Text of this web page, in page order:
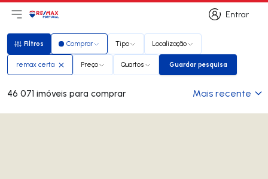
Entrar
Entrar
Abri menu principal
LogoIr para página inicial
Filtros
Filtros Comprar Tipo Localização
remax certa Preço Quartos Guardar pesquisa
Guardar pesquisa
46 071 imóveis para comprar Mais recente